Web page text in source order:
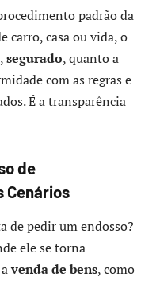
padrão da
carro, casa ou vida, o
segurado, quanto a
com as regras e
É a transparência
de
Cenários
de pedir um endosso?
ele se torna
avenda de bens, como